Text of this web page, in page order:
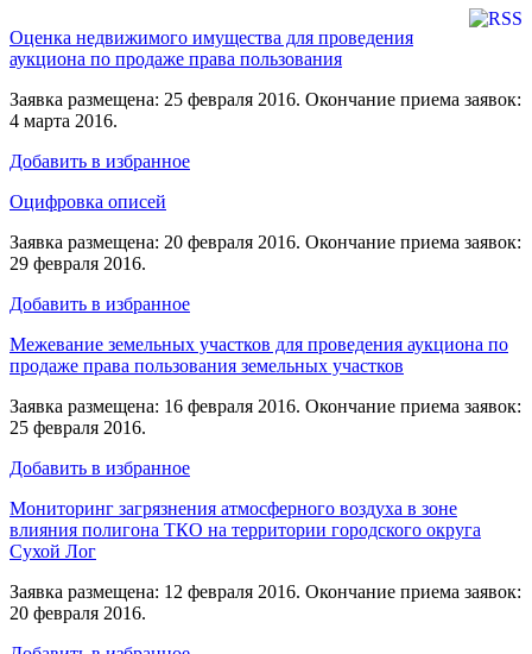
Оценка недвижимого имущества для проведения
аукциона по продаже права пользования
Заявка размещена: 25 февраля 2016. Окончание приема заявок:
4 марта 2016.
Добавить в избранное
Оцифровка описей
Заявка размещена: 20 февраля 2016. Окончание приема заявок:
29 февраля 2016.
Добавить в избранное
Межевание земельных участков для проведения аукциона по
продаже права пользования земельных участков
Заявка размещена: 16 февраля 2016. Окончание приема заявок:
25 февраля 2016.
Добавить в избранное
Мониторинг загрязнения атмосферного воздуха в зоне
влияния полигона ТКО на территории городского округа
Сухой Лог
Заявка размещена: 12 февраля 2016. Окончание приема заявок:
20 февраля 2016.